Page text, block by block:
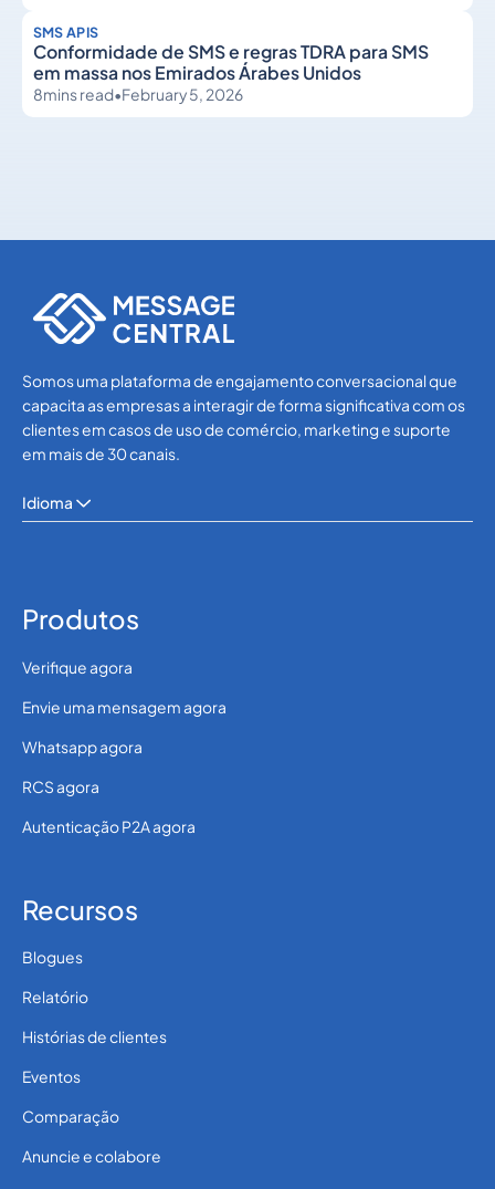
SMS APIS
Conformidade de SMS e regras TDRA para SMS
em massa nos Emirados Árabes Unidos
8mins read•February 5, 2026
Somos uma plataforma de engajamento conversacional que
capacita as empresas a interagir de forma significativa com os
clientes em casos de uso de comércio, marketing e suporte
em mais de 30 canais.
Idioma
Produtos
Verifique agora
Envie uma mensagem agora
Whatsapp agora
RCS agora
Autenticação P2A agora
Recursos
Blogues
Relatório
Histórias de clientes
Eventos
Comparação
Anuncie e colabore